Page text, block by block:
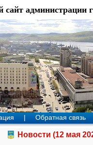
администрации
| Обратная связь
Новости (12 мая